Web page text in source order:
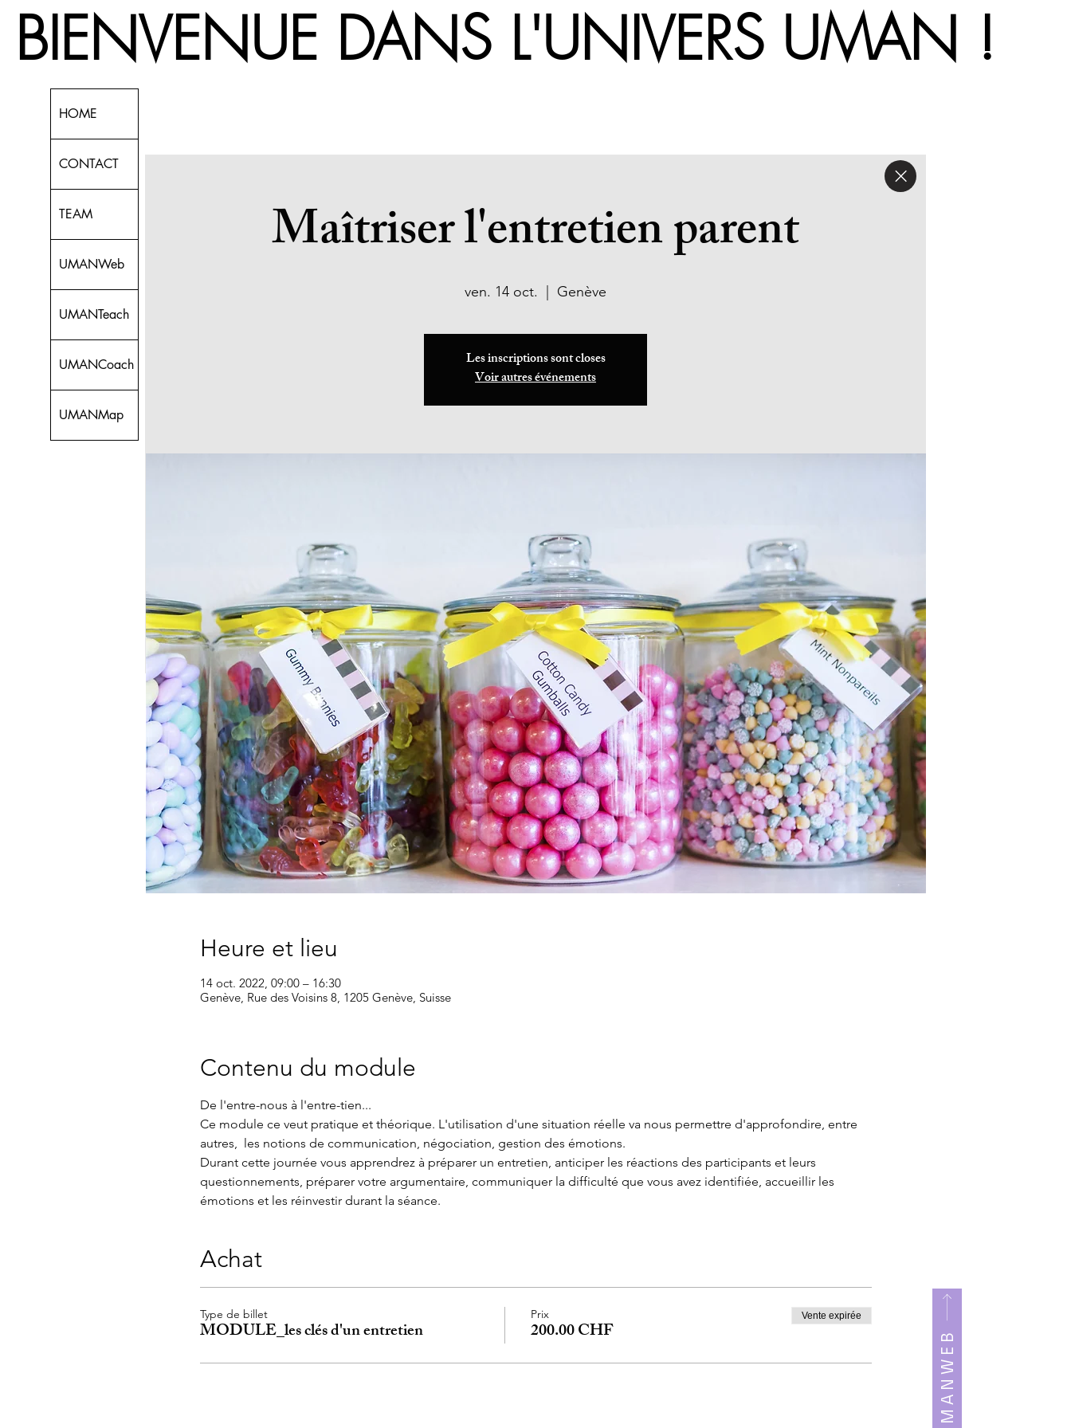
HOME
CONTACT
TEAM
UMANWeb
UMANTeach
UMANCoach
UMANMap
DANS
Maîtriser l'entretien parent
ven. 14 oct. Genève
Les inscriptions sont closes
Voir autres événements
Heure et lieu
14 oct. 2022, 09:00 – 16:30
Genève, Rue des Voisins 8, 1205 Genève, Suisse
Contenu du module
De l'entre-nous à l'entre-tien...
Ce module ce veut pratique et théorique. L'utilisation d'une situation réelle va nous permettre d'approfondire, entre
autres,  les notions de communication, négociation, gestion des émotions.
Durant cette journée vous apprendrez à préparer un entretien, anticiper les réactions des participants et leurs
questionnements, préparer votre argumentaire, communiquer la difficulté que vous avez identifiée, accueillir les
émotions et les réinvestir durant la séance.
Achat
Type de billet
MODULE_les clés d'un entretien
Prix
200.00 CHF
Vente expirée